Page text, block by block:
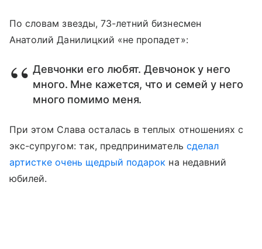
По словам звезды, 73-летний бизнесмен
Анатолий Данилицкий «не пропадет»:
Девчонки его любят. Девчонок у него
много. Мне кажется, что и семей у него
много помимо меня.
При этом Слава осталась в теплых отношениях с
экс-супругом: так, предприниматель сделал
артистке очень щедрый подарок на недавний
юбилей.